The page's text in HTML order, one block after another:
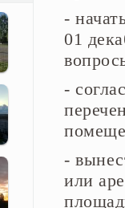
-
01
-
-
или